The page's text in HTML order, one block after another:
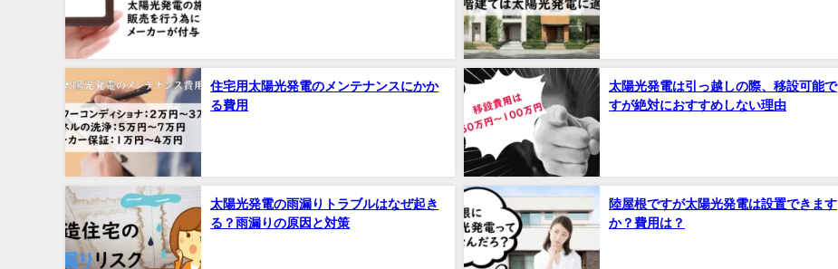
住宅用太陽光発電のメンテナンスにかか
る費用
太陽光発電は引っ越しの際、移設可能で
すが絶対におすすめしない理由
太陽光発電の雨漏りトラブルはなぜ起き
る？雨漏りの原因と対策
陸屋根ですが太陽光発電は設置できます
か？費用は？